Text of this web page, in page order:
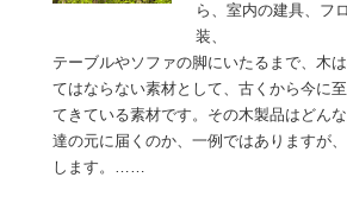
ら、室内の建具、フ
装、
テーブルやソファの脚にいたるまで、木
てはならない素材として、古くから今に
てきている素材です。その木製品はどん
達の元に届くのか、一例ではありますが
します。……